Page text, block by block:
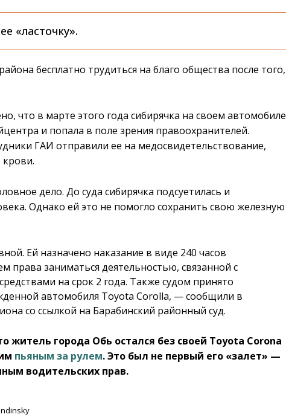
«ласточку».
бесплатно трудиться на благо общества после того,
что в марте этого года сибирячка на своем автомобиле
и попала в поле зрения правоохранителей.
ГАИ отправили ее на медосвидетельствование,
крови.
дело. До суда сибирячка подсуетилась и
Однако ей это не помогло сохранить свою железную
Ей назначено наказание в виде 240 часов
права заниматься деятельностью, связанной с
на срок 2 года. Также судом принято
автомобиля Toyota Corolla, — сообщили в
со ссылкой на Барабинский районный суд.
житель города Обь остался без своей Toyota Corona
пьяным за рулем. Это был не первый его «залет» —
водительских прав.